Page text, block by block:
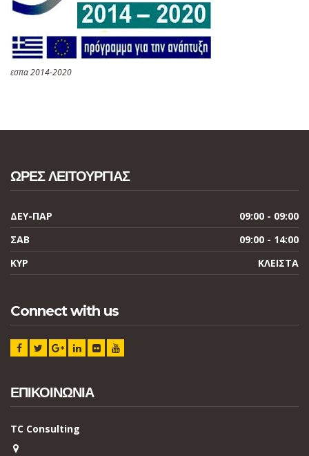
εσπα 2014-2020
ΩΡΕΣ ΛΕΙΤΟΥΡΓΙΑΣ
ΔΕΥ-ΠΑΡ
09:00 - 09:00
ΣΑΒ
09:00 - 14:00
ΚΥΡ
ΚΛΕΙΣΤΑ
Connect with us
ΕΠΙΚΟΙΝΩΝΙΑ
TC Consulting